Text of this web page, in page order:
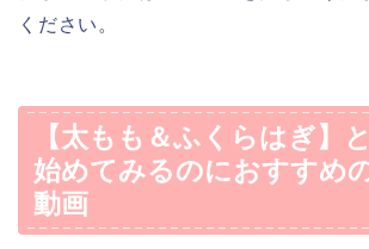
ください。
【太もも＆ふくらはぎ】
始めてみるのにおすすめ
動画